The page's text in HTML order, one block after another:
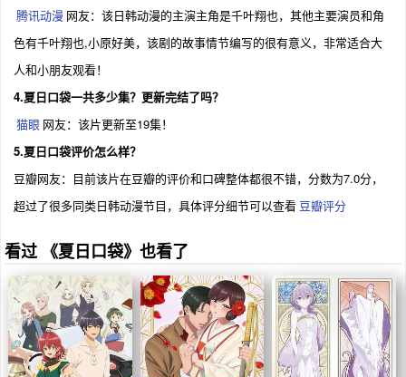
腾讯动漫 网友：该日韩动漫的主演主角是千叶翔也，其他主要演员和角
色有千叶翔也,小原好美，该剧的故事情节编写的很有意义，非常适合大
人和小朋友观看！
4.夏日口袋一共多少集？更新完结了吗？
猫眼 网友：该片更新至19集！
5.夏日口袋评价怎么样？
豆瓣网友：目前该片在豆瓣的评价和口碑整体都很不错，分数为7.0分，
超过了很多同类日韩动漫节目，具体评分细节可以查看 豆瓣评分
看过 《夏日口袋》也看了